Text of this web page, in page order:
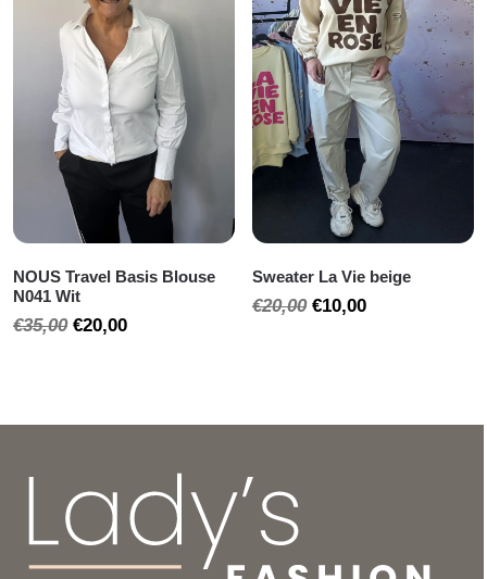
NOUS Travel Basis Blouse
N041 Wit
€35,00 Oorspronkelijke
€20,00Huidige
Sweater La Vie beige
€20,00 Oorspronkelijke
€10,00Huidige